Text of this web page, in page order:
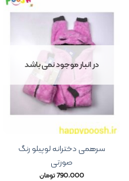
در انبار موجود نمی باشد
سرهمی دخترانه لوپیلو رنگ
صورتی
790,000تومان